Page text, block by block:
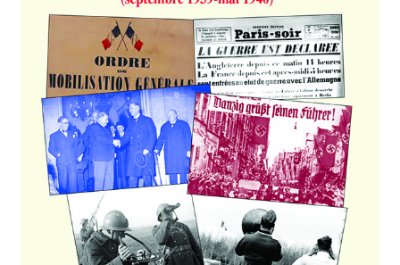
Enregistrement
Listes d’Envies
Livres de Peter Randa
Livres de Philippe Randa
Login Customizer
Newsletter
Nous Contacter